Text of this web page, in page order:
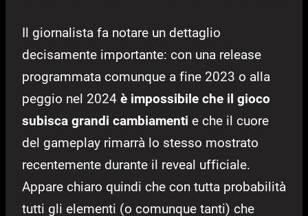
Il giornalista fa notare un dettaglio
decisamente importante: con una release
programmata comunque a fine 2023 o alla
peggio nel 2024 è impossibile che il gioco
subisca grandi cambiamenti e che il cuore
del gameplay rimarrà lo stesso mostrato
recentemente durante il reveal ufficiale.
Appare chiaro quindi che con tutta probabilità
tutti gli elementi (o comunque tanti) che